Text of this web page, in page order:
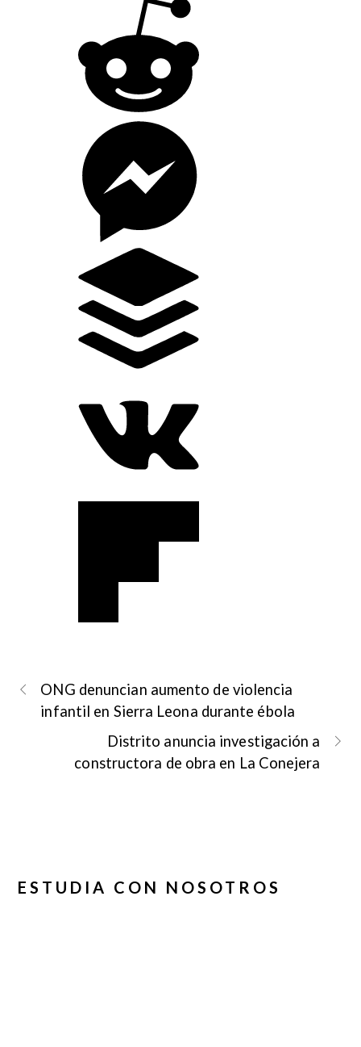
ONG denuncian aumento de violencia
infantil en Sierra Leona durante ébola
Distrito anuncia investigación a
constructora de obra en La Conejera
ESTUDIA CON NOSOTROS